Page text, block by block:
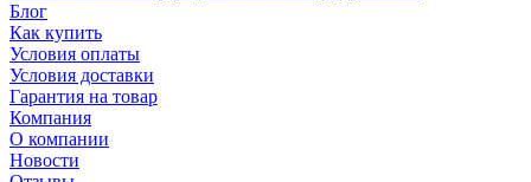
Блог
Как купить
Условия оплаты
Условия доставки
Гарантия на товар
Компания
О компании
Новости